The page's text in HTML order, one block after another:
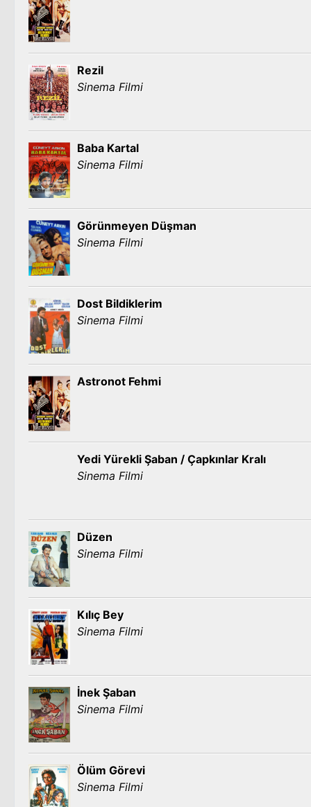
Rezil
Sinema Filmi
Baba Kartal
Sinema Filmi
Görünmeyen Düşman
Sinema Filmi
Dost Bildiklerim
Sinema Filmi
Astronot Fehmi
Yedi Yürekli Şaban / Çapkınlar Kralı
Sinema Filmi
Düzen
Sinema Filmi
Kılıç Bey
Sinema Filmi
İnek Şaban
Sinema Filmi
Ölüm Görevi
Sinema Filmi